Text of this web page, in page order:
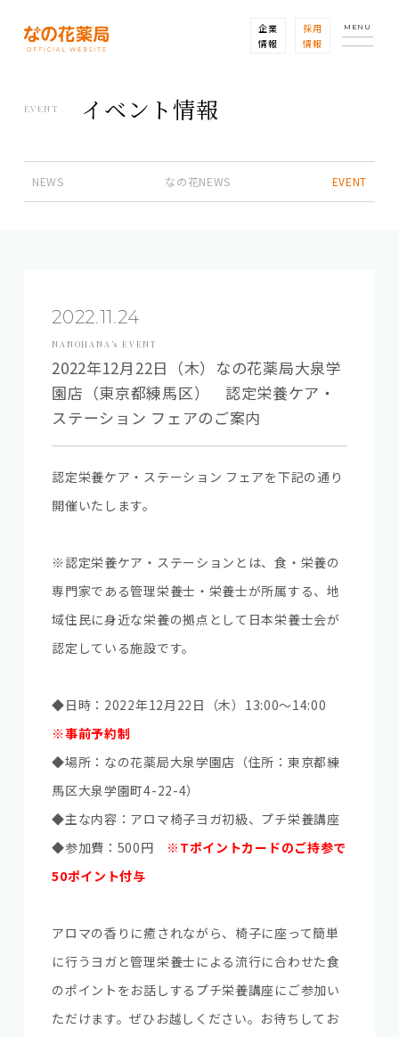
企業
情報
採用
情報
MENU
EVENT イベント情報
NEWS なの花NEWS EVENT
2022.11.24
NANOHANA’s EVENT
2022年12月22日（木）なの花薬局大泉学
園店（東京都練馬区） 認定栄養ケア・
ステーション フェアのご案内
認定栄養ケア・ステーション フェアを下記の通り
開催いたします。
※認定栄養ケア・ステーションとは、食・栄養の
専門家である管理栄養士・栄養士が所属する、地
域住民に身近な栄養の拠点として日本栄養士会が
認定している施設です。
◆日時：2022年12月22日（木）13:00～14:00
※事前予約制
◆場所：なの花薬局大泉学園店（住所：東京都練
馬区大泉学園町4-22-4）
◆主な内容：アロマ椅子ヨガ初級、プチ栄養講座
◆参加費：500円 ※Tポイントカードのご持参で
50ポイント付与
アロマの香りに癒されながら、椅子に座って簡単
に行うヨガと管理栄養士による流行に合わせた食
のポイントをお話しするプチ栄養講座にご参加い
ただけます。ぜひお越しください。お待ちしてお